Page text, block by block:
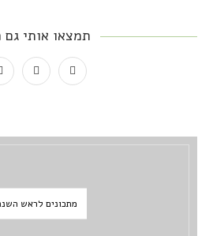
תמצאו אותי גם
מתכונים לראש